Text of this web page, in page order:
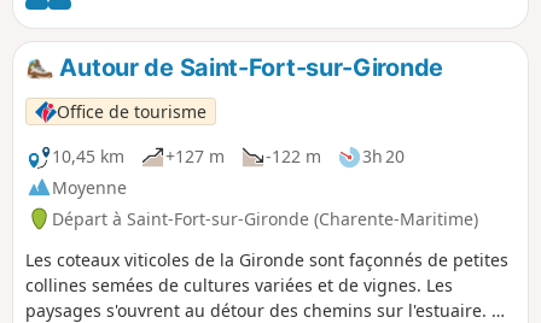
Autour de Saint-Fort-sur-Gironde
Office de tourisme
10,45 km
+127 m -122 m
3h 20
Moyenne
Départ à Saint-Fort-sur-Gironde (Charente-Maritime)
Les coteaux viticoles de la Gironde sont façonnés de petites
collines semées de cultures variées et de vignes. Les
paysages s'ouvrent au détour des chemins sur l'estuaire. On